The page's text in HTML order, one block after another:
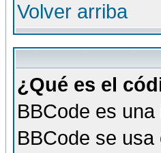
Volver arriba
¿Qué es el
BBCode es
BBCode se